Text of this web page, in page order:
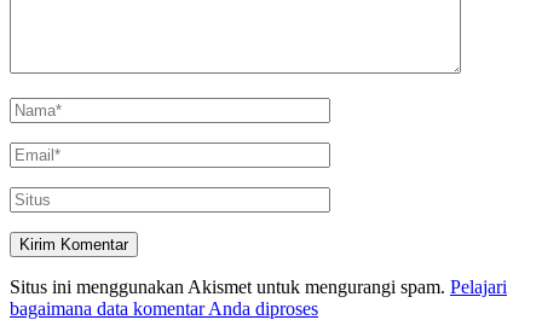
Situs ini menggunakan Akismet untuk mengurangi spam. Pelajari
bagaimana data komentar Anda diproses